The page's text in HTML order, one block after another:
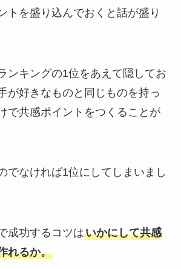
トを盛り込んでおくと話が盛り
ンキングの1位をあえて隠してお
が好きなものと同じものを持っ
で共感ポイントをつくることが
でなければ1位にしてしまいまし
成功するコツはいかにして共感
れるか。